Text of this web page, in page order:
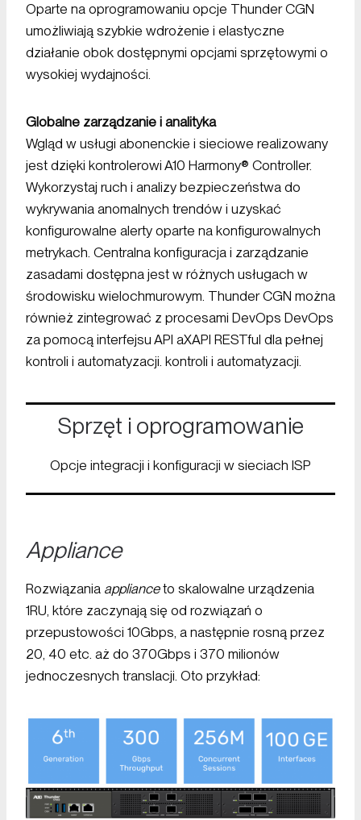
Oparte na oprogramowaniu opcje Thunder CGN
umożliwiają szybkie wdrożenie i elastyczne
działanie obok dostępnymi opcjami sprzętowymi o
wysokiej wydajności.
Globalne zarządzanie i analityka
Wgląd w usługi abonenckie i sieciowe realizowany
jest dzięki kontrolerowi A10 Harmony® Controller.
Wykorzystaj ruch i analizy bezpieczeństwa do
wykrywania anomalnych trendów i uzyskać
konfigurowalne alerty oparte na konfigurowalnych
metrykach. Centralna konfiguracja i zarządzanie
zasadami dostępna jest w różnych usługach w
środowisku wielochmurowym. Thunder CGN można
również zintegrować z procesami DevOps DevOps
za pomocą interfejsu API aXAPI RESTful dla pełnej
kontroli i automatyzacji. kontroli i automatyzacji.
Sprzęt i oprogramowanie
Opcje integracji i konfiguracji w sieciach ISP
Appliance
Rozwiązania applianceto skalowalne urządzenia
1RU, które zaczynają się od rozwiązań o
przepustowości 10Gbps, a następnie rosną przez
20, 40 etc. aż do 370Gbps i 370 milionów
jednoczesnych translacji. Oto przykład: